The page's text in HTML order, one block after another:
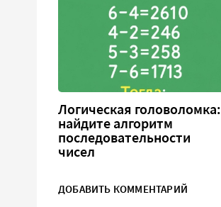
Логическая головоломка:
найдите алгоритм
последовательности
чисел
ДОБАВИТЬ КОММЕНТАРИЙ